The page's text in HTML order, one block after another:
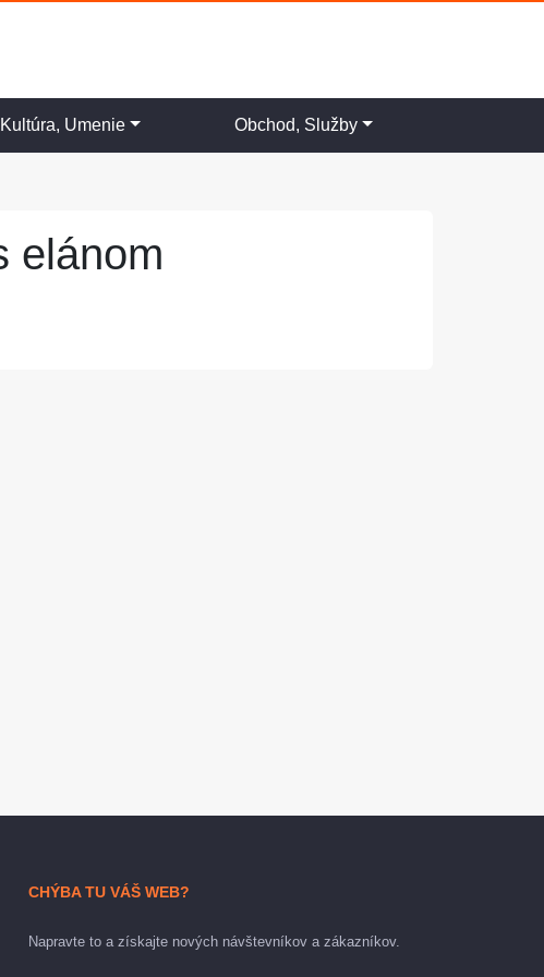
Kultúra, Umenie Obchod, Služby
elánom
CHÝBA TU VÁŠ WEB?
Napravte to a získajte nových návštevníkov a zákazníkov.